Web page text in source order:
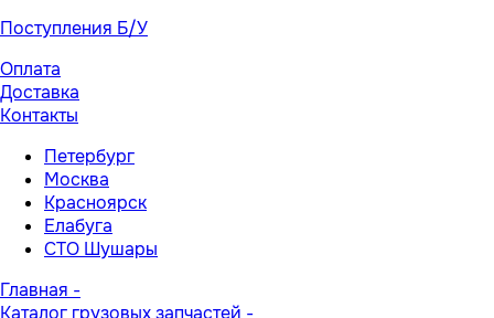
Поступления Б/У
Оплата
Доставка
Контакты
Петербург
Москва
Красноярск
Елабуга
СТО Шушары
Главная -
Каталог грузовых запчастей -